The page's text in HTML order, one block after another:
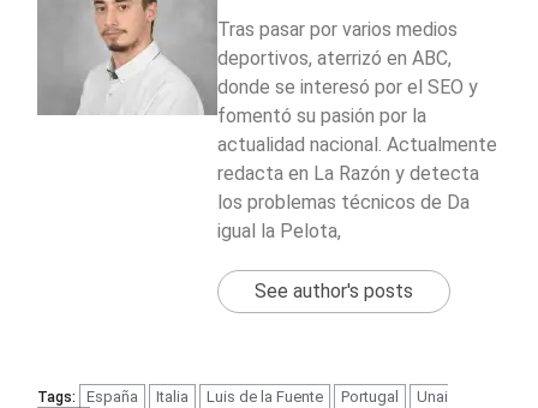
Tras pasar por varios medios
deportivos, aterrizó en ABC,
donde se interesó por el SEO y
fomentó su pasión por la
actualidad nacional. Actualmente
redacta en La Razón y detecta
los problemas técnicos de Da
igual la Pelota,
See author's posts
Tags: España Italia Luis de la Fuente Portugal
Unai